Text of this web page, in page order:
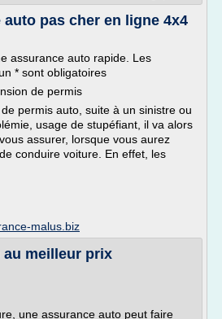
auto pas cher en ligne 4x4
assurance auto rapide. Les
* sont obligatoires
de permis
permis auto, suite à un sinistre ou
usage de stupéfiant, il va alors
assurer, lorsque vous aurez
conduire voiture. En effet, les
malus.biz
meilleur prix
une assurance auto peut faire